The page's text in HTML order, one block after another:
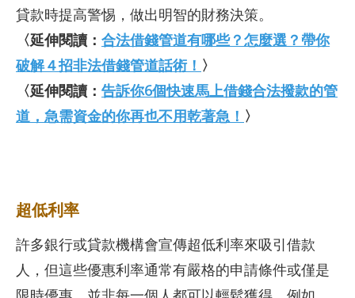
貸款時提高警惕，做出明智的財務決策。
〈延伸閱讀： 合法借錢管道有哪些？怎麼選？帶你
破解４招非法借錢管道話術！ 〉
〈延伸閱讀： 告訴你6個快速馬上借錢合法撥款的管
道，急需資金的你再也不用乾著急！ 〉
超低利率
許多銀行或貸款機構會宣傳超低利率來吸引借款
人，但這些優惠利率通常有嚴格的申請條件或僅是